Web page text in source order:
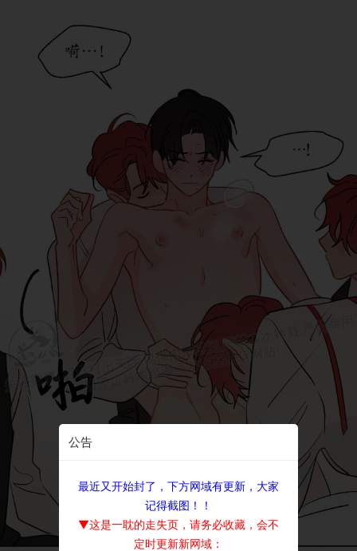
公告
最近又开始封了，下方网域有更新，大家
记得截图！！
▼这是一耽的走失页，请务必收藏，会不
定时更新新网域：